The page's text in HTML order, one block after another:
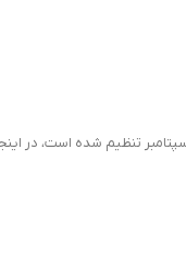
تنظیم شده است، در